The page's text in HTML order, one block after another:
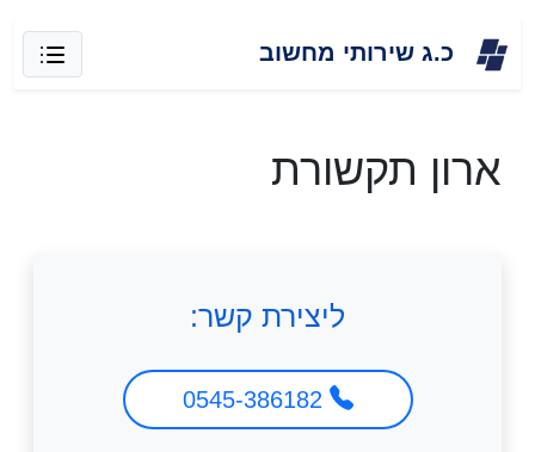
כ.ג שירותי מחשוב
ארון תקשורת
ליצירת קשר: